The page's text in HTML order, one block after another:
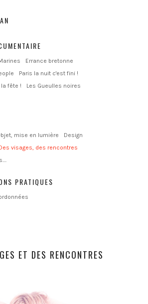
Errance bretonne
Paris la nuit c'est fini !
la fête !
Les Gueulles noires
mise en lumière
Design
visages, des rencontres
PRATIQUES
ET DES RENCONTRES